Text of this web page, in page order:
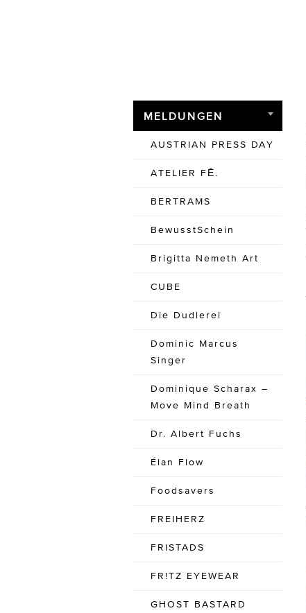
MELDUNGEN
AUSTRIAN PRESS DAY
ATELIER FĒ.
BERTRAMS
BewusstSchein
Brigitta Nemeth Art
CUBE
Die Dudlerei
Dominic Marcus
Singer
Dominique Scharax –
Move Mind Breath
Dr. Albert Fuchs
Élan Flow
Foodsavers
FREIHERZ
FRISTADS
FR!TZ EYEWEAR
GHOST BASTARD